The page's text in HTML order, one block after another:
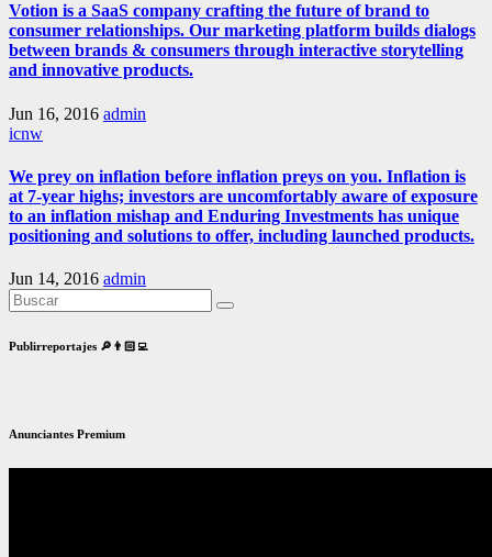
Votion is a SaaS company crafting the future of brand to
consumer relationships. Our marketing platform builds dialogs
between brands & consumers through interactive storytelling
and innovative products.
Jun 16, 2016 admin
icnw
We prey on inflation before inflation preys on you. Inflation is
at 7-year highs; investors are uncomfortably aware of exposure
to an inflation mishap and Enduring Investments has unique
positioning and solutions to offer, including launched products.
Jun 14, 2016 admin
Publirreportajes 🔎👨🏻‍💻
Anunciantes Premium